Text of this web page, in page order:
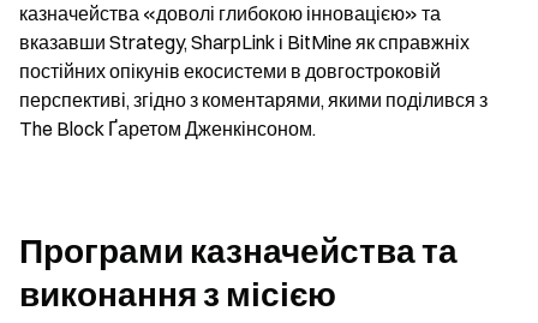
казначейства «доволі глибокою інновацією» та
вказавши Strategy, SharpLink і BitMine як справжніх
постійних опікунів екосистеми в довгостроковій
перспективі, згідно з коментарями, якими поділився з
The Block Ґаретом Дженкінсоном.
Програми казначейства та
виконання з місією